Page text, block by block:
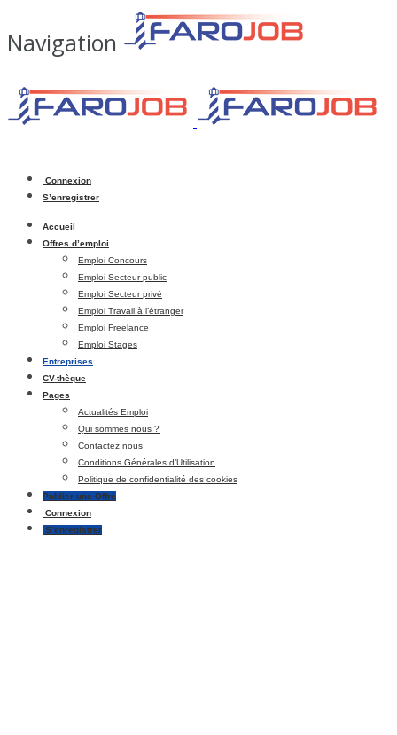
Navigation
Connexion
S’enregistrer
Accueil
Offres d’emploi
Emploi Concours
Emploi Secteur public
Emploi Secteur privé
Emploi Travail à l’étranger
Emploi Freelance
Emploi Stages
Entreprises
CV-thèque
Pages
Actualités Emploi
Qui sommes nous ?
Contactez nous
Conditions Générales d’Utilisation
Politique de confidentialité des cookies
Publier une Offre
Connexion
S’enregistrer